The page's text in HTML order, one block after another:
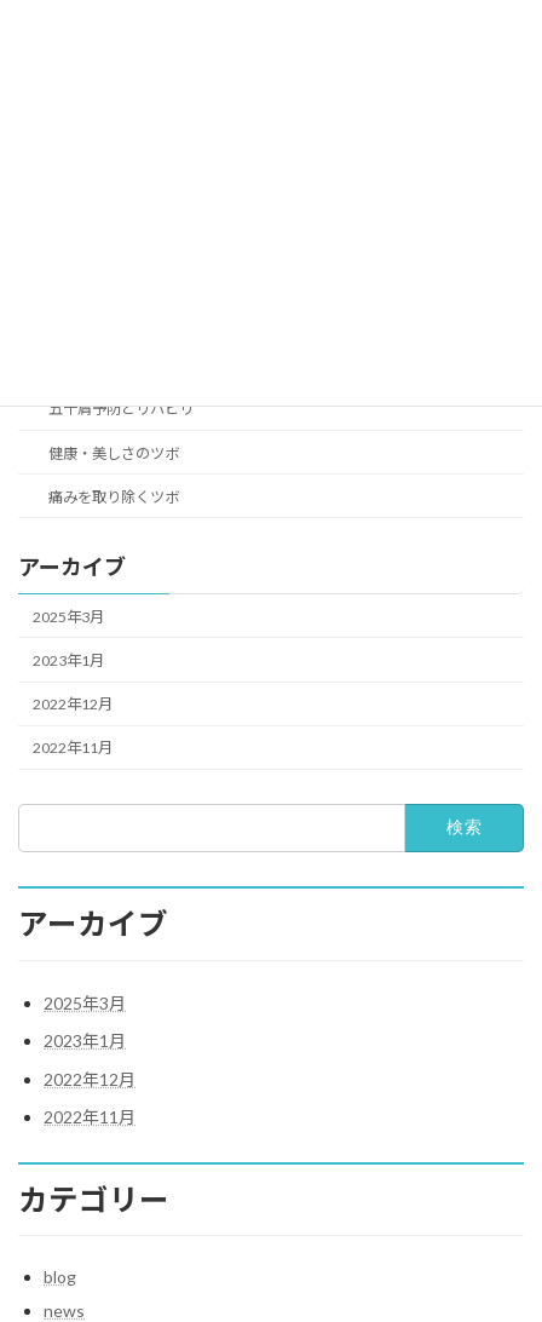
五十肩予防とリハビリ
健康・美しさのツボ
痛みを取り除くツボ
アーカイブ
2025年3月
2023年1月
2022年12月
2022年11月
アーカイブ
2025年3月
2023年1月
2022年12月
2022年11月
カテゴリー
blog
news